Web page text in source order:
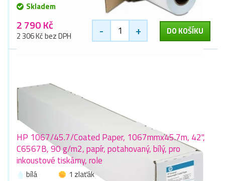
Skladem
2 790 Kč
2 306 Kč bez DPH - + DO KOŠÍKU
HP 1067/45.7/Coated Paper, 1067mmx45.7m, 42",
C6567B, 90 g/m2, papír, potahovaný, bílý, pro
inkoustové tiskárny, role
bílá
1 zlaťák